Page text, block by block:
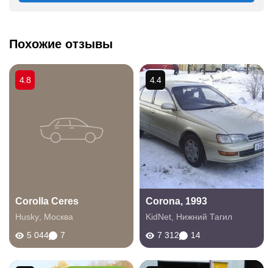
Похожие отзывы
Corolla Ceres
Husky Москва
5 044
7
4.8
Corona, 1993
KidNet Нижний Тагил
7 312
14
4.4